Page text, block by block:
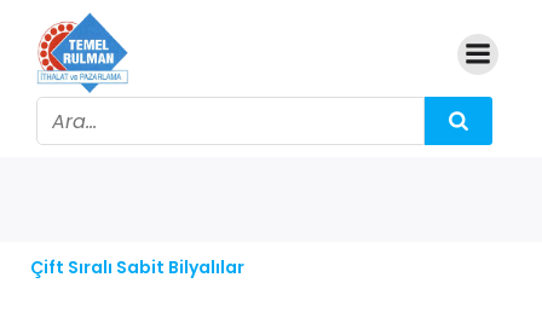
Çift Sıralı Sabit Bilyalılar